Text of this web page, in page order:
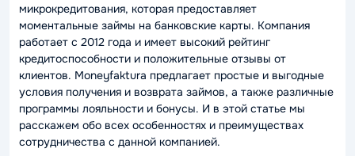
микрокредитования, которая предоставляет
моментальные займы на банковские карты. Компания
работает с 2012 года и имеет высокий рейтинг
кредитоспособности и положительные отзывы от
клиентов. Moneyfaktura предлагает простые и выгодные
условия получения и возврата займов, а также различные
программы лояльности и бонусы. И в этой статье мы
расскажем обо всех особенностях и преимуществах
сотрудничества с данной компанией.